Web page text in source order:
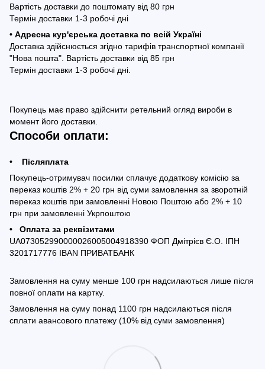
Вартість доставки до поштомату від 80 грн
Термін доставки 1-3 робочі дні
• Адресна кур'єрська доставка по всій Україні
Доставка здійснюється згідно тарифів транспортної компанії
"Нова пошта". Вартість доставки від 85 грн
Термін доставки 1-3 робочі дні.
Покупець має право здійснити ретельний огляд вироби в
момент його доставки.
Способи оплати:
• Післяплата
Покупець-отримувач посилки сплачує додаткову комісію за
переказ коштів 2% + 20 грн від суми замовлення за зворотній
переказ коштів при замовленні Новою Поштою або 2% + 10
грн при замовленні Укрпоштою
• Оплата за реквізитами
UA073052990000026005004918390 ФОП Дмітрієв Є.О. ІПН
3201717776 IBAN ПРИВАТБАНК
Замовлення на суму менше 100 грн надсилаються лише після
повної оплати на картку.
Замовлення на суму понад 1100 грн надсилаються після
сплати авансового платежу (10% від суми замовлення)